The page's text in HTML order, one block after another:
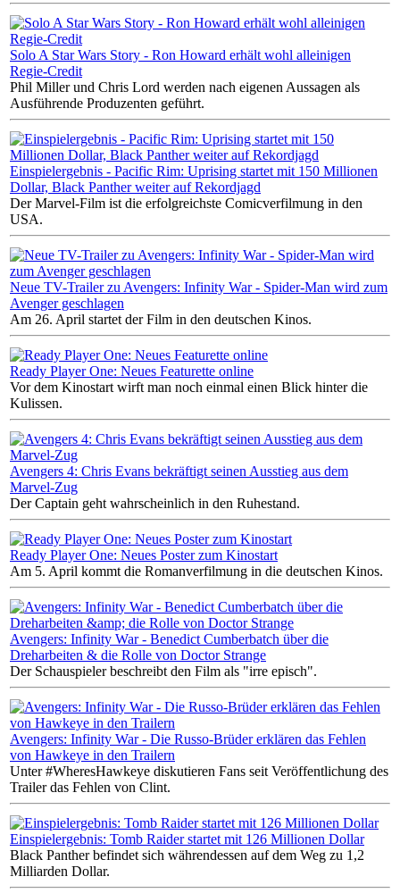
Solo A Star Wars Story - Ron Howard erhält wohl alleinigen
Regie-Credit
Phil Miller und Chris Lord werden nach eigenen Aussagen als
Ausführende Produzenten geführt.
Einspielergebnis - Pacific Rim: Uprising startet mit 150 Millionen
Dollar, Black Panther weiter auf Rekordjagd
Der Marvel-Film ist die erfolgreichste Comicverfilmung in den
USA.
Neue TV-Trailer zu Avengers: Infinity War - Spider-Man wird zum
Avenger geschlagen
Am 26. April startet der Film in den deutschen Kinos.
Ready Player One: Neues Featurette online
Vor dem Kinostart wirft man noch einmal einen Blick hinter die
Kulissen.
Avengers 4: Chris Evans bekräftigt seinen Ausstieg aus dem
Marvel-Zug
Der Captain geht wahrscheinlich in den Ruhestand.
Ready Player One: Neues Poster zum Kinostart
Am 5. April kommt die Romanverfilmung in die deutschen Kinos.
Avengers: Infinity War - Benedict Cumberbatch über die
Dreharbeiten & die Rolle von Doctor Strange
Der Schauspieler beschreibt den Film als "irre episch".
Avengers: Infinity War - Die Russo-Brüder erklären das Fehlen
von Hawkeye in den Trailern
Unter #WheresHawkeye diskutieren Fans seit Veröffentlichung des
Trailer das Fehlen von Clint.
Einspielergebnis: Tomb Raider startet mit 126 Millionen Dollar
Black Panther befindet sich währendessen auf dem Weg zu 1,2
Milliarden Dollar.